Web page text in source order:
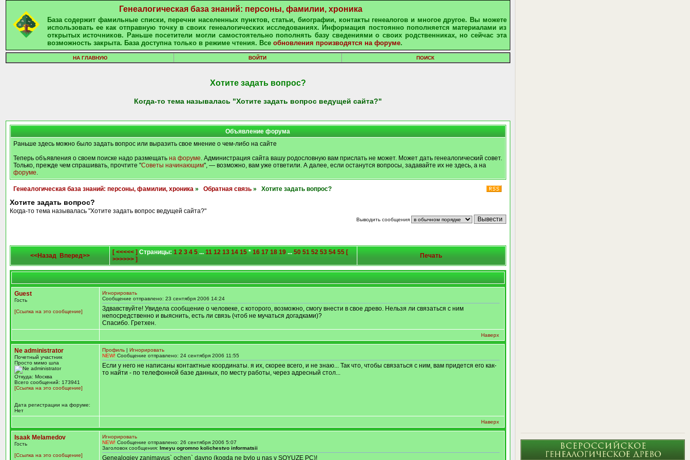
Генеалогическая база знаний: персоны, фамилии, хроника
База содержит фамильные списки, перечни населенных пунктов, статьи, биографии, контакты генеалогов и многое другое. Вы можете
использовать ее как отправную точку в своих генеалогических исследованиях. Информация постоянно пополняется материалами из
открытых источников. Раньше посетители могли самостоятельно пополнять базу сведениями о своих родственниках, но сейчас эта
возможность закрыта. База доступна только в режиме чтения. Все обновления производятся на форуме.
НА ГЛАВНУЮ ВОЙТИ ПОИСК
Хотите задать вопрос?
Когда-то тема называлась "Хотите задать вопрос ведущей сайта?"
Объявление форума
Раньше здесь можно было задать вопрос или выразить свое мнение о чем-либо на сайте
Теперь объявления о своем поиске надо размещать на форуме. Администрация сайта вашу родословную вам прислать не может. Может дать генеалогический совет.
Только, прежде чем спрашивать, прочтите "Советы начинающим", — возможно, вам уже ответили. А далее, если останутся вопросы, задавайте их не здесь, а на
форуме.
Генеалогическая база знаний: персоны, фамилии, хроника» Обратная связь» Хотите задать вопрос?
Хотите задать вопрос?
Когда-то тема называлась "Хотите задать вопрос ведущей сайта?"
Выводить сообщения
<<Назад Вперед>> [ <<<<< ] Страницы: 1 2 3 4 5... 11 12 13 14 15* 16 17 18 19... 50 51 52 53 54 55 [
>>>>>> ]
Печать
Guest
Гость
[Ссылка на это сообщение]
Игнорировать
Сообщение отправлено: 23 сентября 2006 14:24
Здвавствуйте! Увидела сообщение о человеке, с которого, возможно, смогу внести в свое древо. Нельзя ли связаться с ним
непосредственно и выяснить, есть ли связь (чтоб не мучаться догадками)?
Спасибо. Гретхен.
Наверх
Ne administrator
Почетный участник
Просто мимо шла
Откуда: Москва
Всего сообщений: 173941
[Ссылка на это сообщение]
Дата регистрации на форуме:
Нет
Профиль| Игнорировать
NEW! Сообщение отправлено: 24 сентября 2006 11:55
Если у него не написаны контактные координаты. я их, скорее всего, и не знаю... Так что, чтобы связаться с ним, вам придется его как-
то найти - по телефонной базе данных, по месту работы, через адресный стол...
Наверх
Isaak Melamedov
Гость
[Ссылка на это сообщение]
Игнорировать
NEW! Сообщение отправлено: 26 сентября 2006 5:07
Заголовок сообщения: Imeyu ogromno kolichestvo informatsii
Genealogiey zanimayus` ochen` davno (kogda ne bylo u nas v SOYUZE PC)!